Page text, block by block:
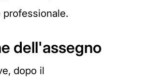
dell'assegno
dopo il